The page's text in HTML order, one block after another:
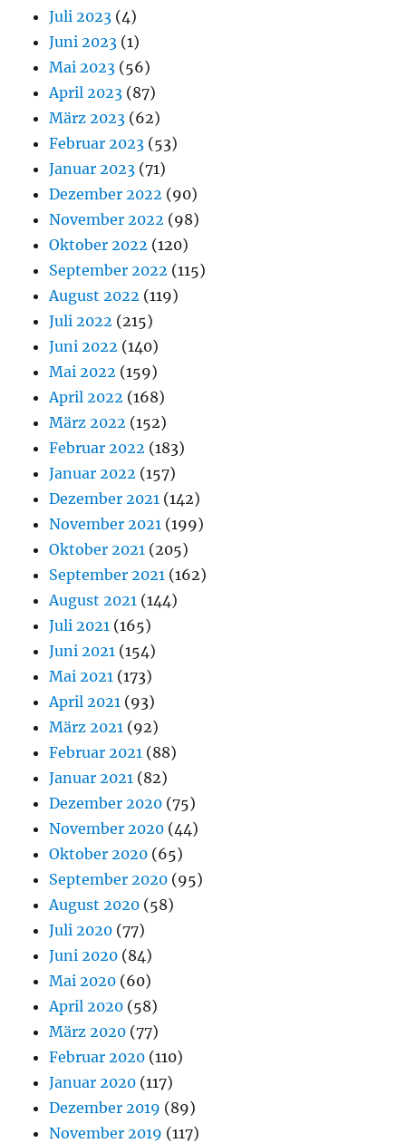
Juli 2023 (4)
Juni 2023 (1)
Mai 2023 (56)
April 2023 (87)
März 2023 (62)
Februar 2023 (53)
Januar 2023 (71)
Dezember 2022 (90)
November 2022 (98)
Oktober 2022 (120)
September 2022 (115)
August 2022 (119)
Juli 2022 (215)
Juni 2022 (140)
Mai 2022 (159)
April 2022 (168)
März 2022 (152)
Februar 2022 (183)
Januar 2022 (157)
Dezember 2021 (142)
November 2021 (199)
Oktober 2021 (205)
September 2021 (162)
August 2021 (144)
Juli 2021 (165)
Juni 2021 (154)
Mai 2021 (173)
April 2021 (93)
März 2021 (92)
Februar 2021 (88)
Januar 2021 (82)
Dezember 2020 (75)
November 2020 (44)
Oktober 2020 (65)
September 2020 (95)
August 2020 (58)
Juli 2020 (77)
Juni 2020 (84)
Mai 2020 (60)
April 2020 (58)
März 2020 (77)
Februar 2020 (110)
Januar 2020 (117)
Dezember 2019 (89)
November 2019 (117)